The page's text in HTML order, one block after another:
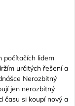
počítačích lidem
určitých řešení a
Nerozbitný
jen nerozbitný
času si koupí nový a